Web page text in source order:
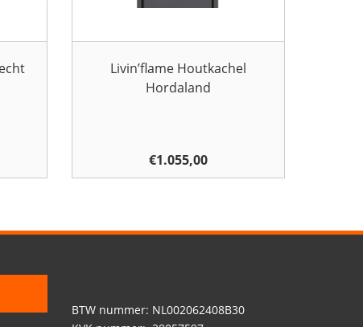
Livin’flame Houtkachel
Hordaland
€1.055,00
BTW nummer: NL002062408B30